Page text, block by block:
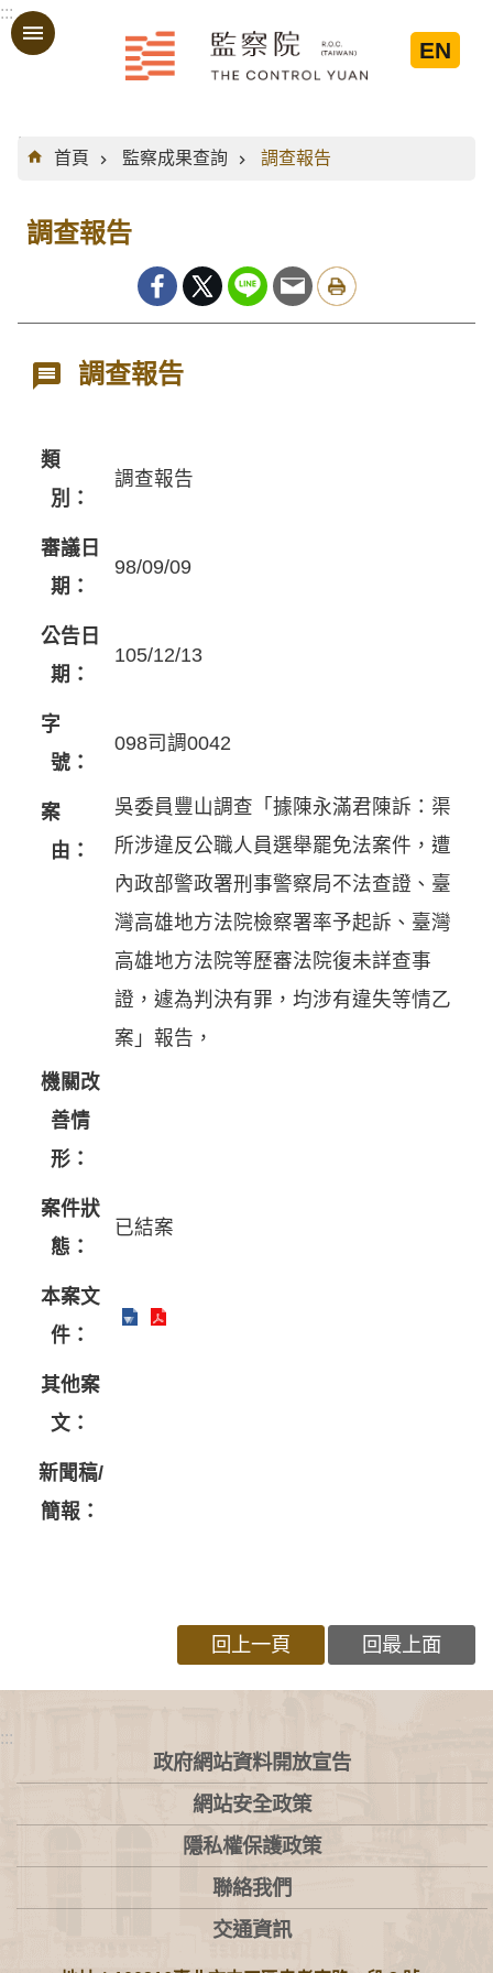
跳到主要內容區塊
:::
EN
:::
首頁
監察成果查詢 調查報告
調查報告
調查報告
類
別：
調查報告
審議日
期：
98/09/09
公告日
期：
105/12/13
字
號：
098司調0042
案
由：
吳委員豐山調查「據陳永滿君陳訴：渠
所涉違反公職人員選舉罷免法案件，遭
內政部警政署刑事警察局不法查證、臺
灣高雄地方法院檢察署率予起訴、臺灣
高雄地方法院等歷審法院復未詳查事
證，遽為判決有罪，均涉有違失等情乙
案」報告，
機關改
善情
形：
案件狀
態：
已結案
本案文
件：
其他案
文：
新聞稿/
簡報：
回上一頁 回最上面
:::
政府網站資料開放宣告
網站安全政策
隱私權保護政策
聯絡我們
交通資訊